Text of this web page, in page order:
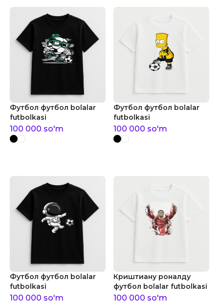
Футбол футбол bolalar
futbolkasi
100 000 so'm
Футбол футбол bolalar
futbolkasi
100 000 so'm
Футбол футбол bolalar
futbolkasi
100 000 so'm
Криштиану роналду
футбол bolalar futbolkasi
100 000 so'm